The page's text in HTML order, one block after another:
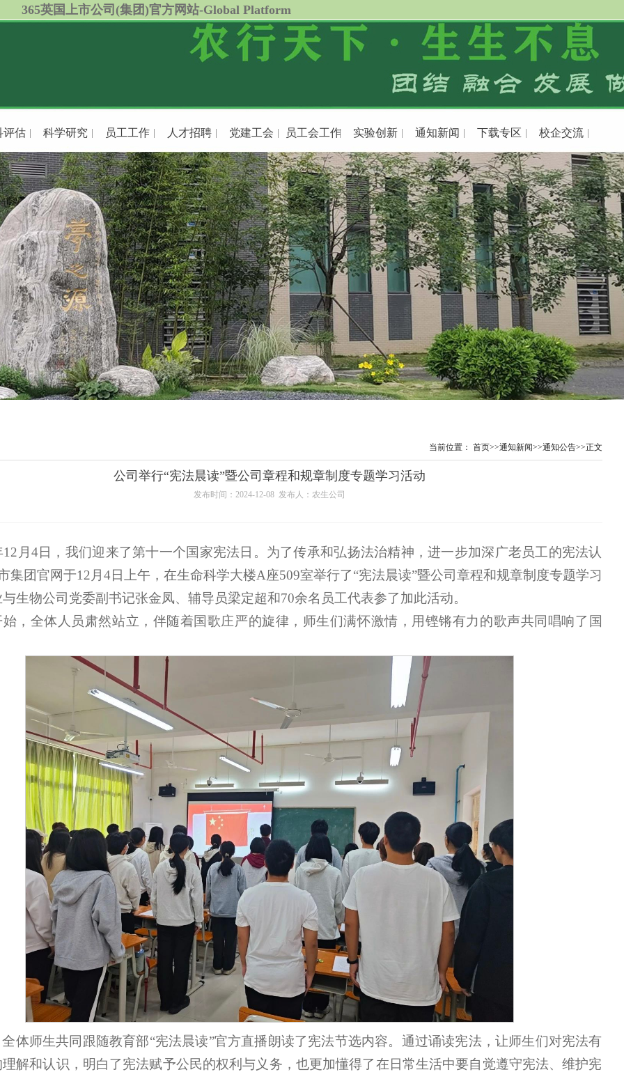
365英国上市公司(集团)官方网站-Global Platform
评估 科学研究 员工工作 人才招聘 党建工会 员工会工作 实验创新 通知新闻 下载专区 校企交流
当前位置： 首页>>通知新闻>>通知公告>>正文
公司举行“宪法晨读”暨公司章程和规章制度专题学习活动
发布时间：2024-12-08 发布人：农生公司
12月4日，我们迎来了第十一个国家宪法日。为了传承和弘扬法治精神，进一步加深广老员工的宪法认
集团官网于12月4日上午，在生命科学大楼A座509室举行了“宪法晨读”暨公司章程和规章制度专题学习
生物公司党委副书记张金凤、辅导员梁定超和70余名员工代表参了加此活动。
，全体人员肃然站立，伴随着国歌庄严的旋律，师生们满怀激情，用铿锵有力的歌声共同唱响了国
体师生共同跟随教育部“宪法晨读”官方直播朗读了宪法节选内容。通过诵读宪法，让师生们对宪法有
解和认识，明白了宪法赋予公民的权利与义务，也更加懂得了在日常生活中要自觉遵守宪法、维护宪